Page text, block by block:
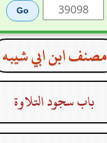
مصنف ابن ابي شيبه
باب سجود التلاوة